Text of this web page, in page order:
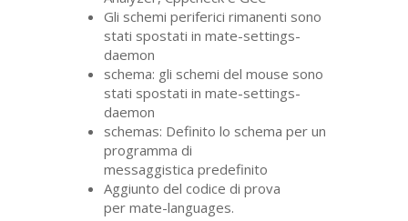
Gli schemi periferici rimanenti sono
stati spostati in mate-settings-
daemon
schema: gli schemi del mouse sono
stati spostati in mate-settings-
daemon
schemas: Definito lo schema per un
programma di
messaggistica predefinito
Aggiunto del codice di prova
per mate-languages.